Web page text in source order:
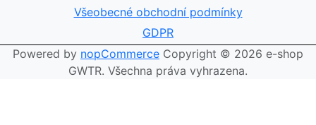
Všeobecné obchodní podmínky
GDPR
Powered by nopCommerce Copyright © 2026 e-shop
GWTR. Všechna práva vyhrazena.